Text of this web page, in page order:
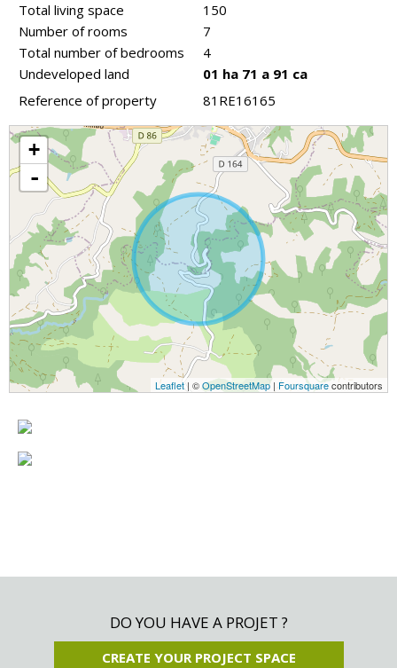
Total living space
150
Number of rooms
7
Total number of bedrooms
4
Undeveloped land
01 ha 71 a 91 ca
Reference of property
81RE16165
+
-
Leaflet | ©OpenStreetMap|Foursquarecontributors
DO YOU HAVE A PROJET ?
CREATE YOUR PROJECT SPACE